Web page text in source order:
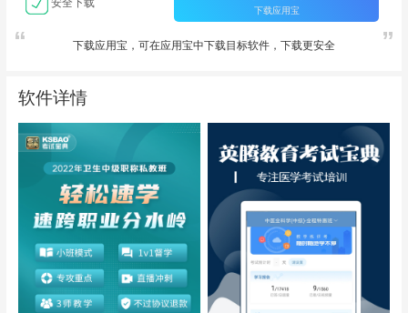
安全下载
下载应用宝
下载应用宝，可在应用宝中下载目标软件，下载更安全
软件详情